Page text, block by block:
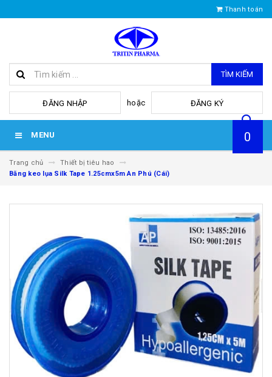
Thanh toán
TÌM KIẾM
ĐĂNG NHẬP hoặc ĐĂNG KÝ
MENU 0
Trang chủ
Thiết bị tiêu hao
Băng keo lụa Silk Tape 1.25cmx5m An Phú (Cái)